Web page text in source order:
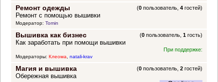
Ремонт одежды (0 пользователь,4 гостей)
Ремонт с помощью вышивки
Модератор: Tomin
Вышивка как бизнес (0 пользователь,1 гость)
Как заработать при помощи вышивки
При поддержке:
Модераторы: Клеома, natali-krav
Магия и вышивка (0 пользователь,2 гостей)
Обережная вышивка